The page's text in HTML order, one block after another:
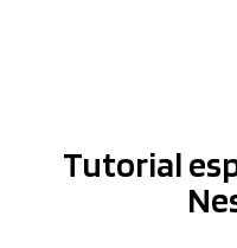
Tutorial